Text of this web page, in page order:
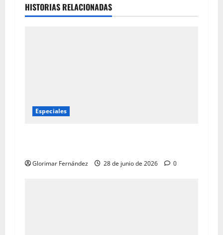
HISTORIAS RELACIONADAS
Especiales
Glorimar Fernández 28 de junio de 2026 0